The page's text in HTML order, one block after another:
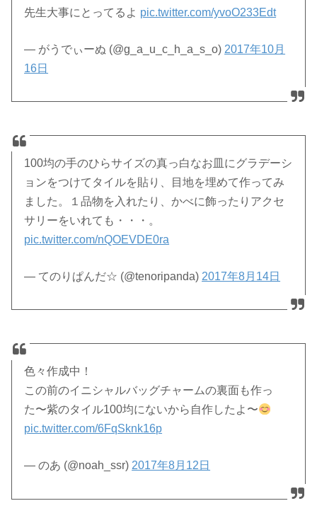
先生大事にとってるよ pic.twitter.com/yvoO233Edt
— がうでぃーぬ (@g_a_u_c_h_a_s_o) 2017年10月
16日
100均の手のひらサイズの真っ白なお皿にグラデーシ
ョンをつけてタイルを貼り、目地を埋めて作ってみ
ました。１品物を入れたり、かべに飾ったりアクセ
サリーをいれても・・・。
pic.twitter.com/nQOEVDE0ra
— てのりぱんだ☆ (@tenoripanda) 2017年8月14日
色々作成中！
この前のイニシャルバッグチャームの裏面も作っ
た〜紫のタイル100均にないから自作したよ〜
pic.twitter.com/6FqSknk16p
— のあ (@noah_ssr) 2017年8月12日